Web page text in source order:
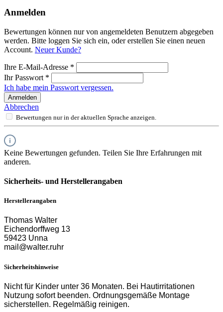
Anmelden
Bewertungen können nur von angemeldeten Benutzern abgegeben
werden. Bitte loggen Sie sich ein, oder erstellen Sie einen neuen
Account. Neuer Kunde?
Ihre E-Mail-Adresse *
Ihr Passwort *
Ich habe mein Passwort vergessen.
Anmelden
Abbrechen
Bewertungen nur in der aktuellen Sprache anzeigen.
Keine Bewertungen gefunden. Teilen Sie Ihre Erfahrungen mit
anderen.
Sicherheits- und Herstellerangaben
Herstellerangaben
Thomas Walter
Eichendorffweg 13
59423 Unna
mail@walter.ruhr
Sicherheitshinweise
Nicht für Kinder unter 36 Monaten. Bei Hautirritationen
Nutzung sofort beenden. Ordnungsgemäße Montage
sicherstellen. Regelmäßig reinigen.